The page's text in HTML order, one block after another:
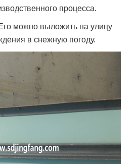
процесса.
можно выложить на улицу
в снежную погоду.